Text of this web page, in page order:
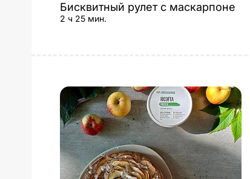
Бисквитный рулет с маскарпоне
2 ч 25 мин.